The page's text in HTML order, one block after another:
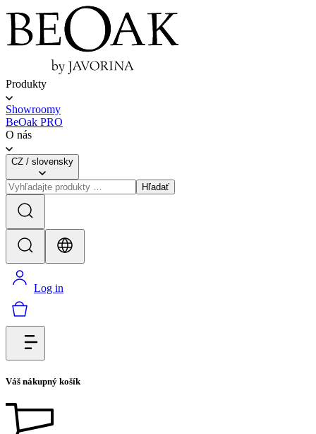
Produkty
Showroomy
BeOak PRO
O nás
CZ / slovensky
Hľadať
Log in
Váš nákupný košík